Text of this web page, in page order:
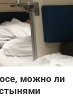
можно ли